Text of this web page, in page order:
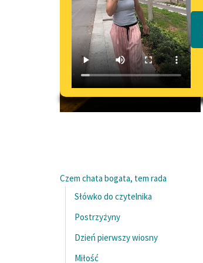
Czem chata bogata, tem rada
Słówko do czytelnika
Postrzyżyny
Dzień pierwszy wiosny
Miłość